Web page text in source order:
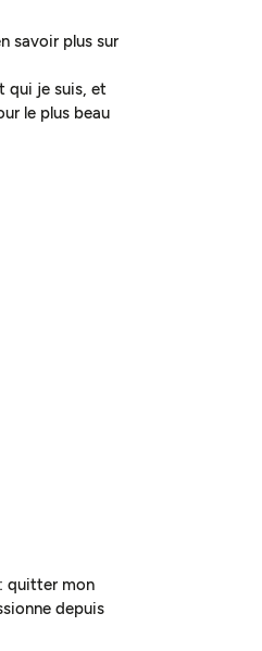
savoir plus sur
qui je suis, et
le plus beau
quitter mon
depuis